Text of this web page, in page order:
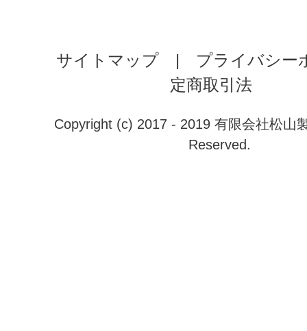
サイトマップ |
プライバシー
定商取引法
Copyright (c) 2017 - 2019 有限会社松山
Reserved.